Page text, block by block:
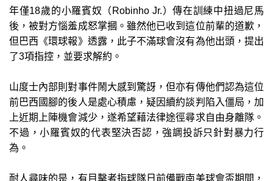
年僅18歲的小羅賓奴（Robinho Jr.）傳在訓練中扭過尼馬
後，被對方惱羞成怒掌摑。雖然他已收到這位前輩的道歉，
但巴西《環球報》透露，此子不滿球會沒有為他出頭，提出
了3項指控，並要求解約。
山度士內部則對事件鬧大感到驚訝，但亦有傳他們認為這位
前巴西國腳的後人是處心積慮，疑因續約談判陷入僵局，加
上近期上陣機會減少，遂希望藉法律途徑尋求自由身離隊。
不過，小羅賓奴的代表堅決否認，強調投訴只針對暴力行
為。
耐人尋味的是，有目擊者指球隊日前備戰南美球會盃期間，